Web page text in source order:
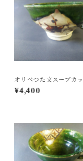
オリベつた文スープカ
¥4,400